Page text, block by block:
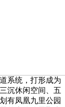
系统，打形成为
沉休闲空间、五
有凤凰九里公园